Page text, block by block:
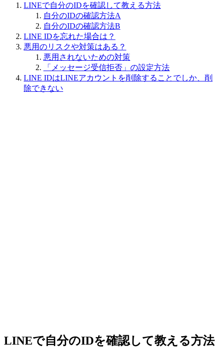
LINEで自分のIDを確認して教える方法
自分のIDの確認方法A
自分のIDの確認方法B
LINE IDを忘れた場合は？
悪用のリスクや対策はある？
悪用されないための対策
「メッセージ受信拒否」の設定方法
LINE IDはLINEアカウントを削除することでしか、削
除できない
LINEで自分のIDを確認して教える方法